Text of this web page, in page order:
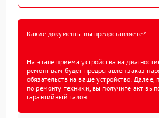
Какие документы вы предоставляете?
На этапе приема устройства на
ремонт вам будет предоставлен заказ-
обязательств на ваше устройство. Далее,
по ремонту техники, вы получите акт
гарантийный талон.